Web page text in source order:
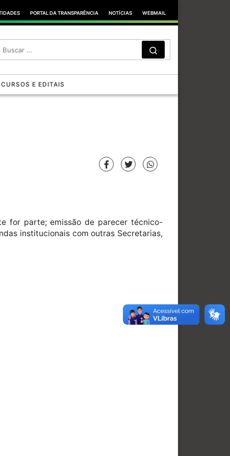
PORTAL DA TRANSPARÊNCIA NOTÍCIAS WEBMAIL
SEARCH
CURSOS E EDITAIS
for parte; emissão de parecer técnico-
institucionais com outras Secretarias,